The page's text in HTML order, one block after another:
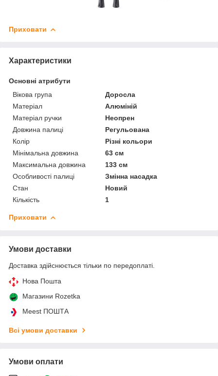
Приховати
Характеристики
Основні атрибути
Вікова група
Доросла
Матеріал
Алюміній
Матеріал ручки
Неопрен
Довжина палиці
Регульована
Колір
Різні кольори
Мінімальна довжина
63 см
Максимальна довжина
133 см
Особливості палиці
Змінна насадка
Стан
Новий
Кількість
1
Приховати
Умови доставки
Доставка здійснюється тільки по передоплаті.
Нова Пошта
Магазини Rozetka
Meest ПОШТА
Всі умови доставки
Умови оплати